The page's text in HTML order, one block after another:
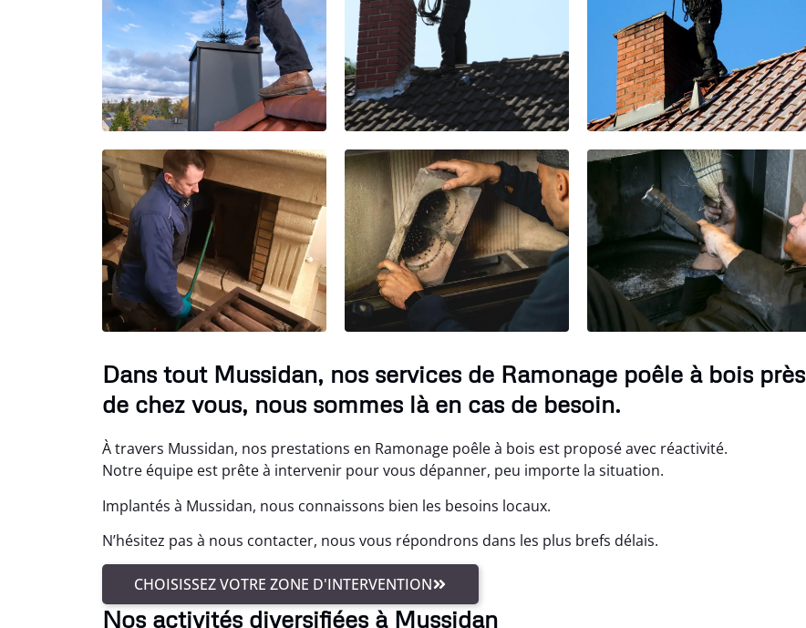
Dans tout Mussidan, nos services de Ramonage poêle à bois près
de chez vous, nous sommes là en cas de besoin.
À travers Mussidan, nos prestations en Ramonage poêle à bois est proposé avec réactivité.
Notre équipe est prête à intervenir pour vous dépanner, peu importe la situation.
Implantés à Mussidan, nous connaissons bien les besoins locaux.
N’hésitez pas à nous contacter, nous vous répondrons dans les plus brefs délais.
CHOISISSEZ VOTRE ZONE D'INTERVENTION
Nos activités diversifiées à Mussidan